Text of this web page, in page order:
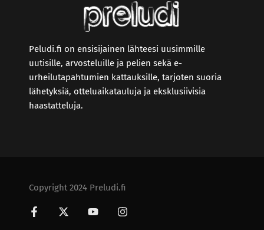
Peludi.fi on ensisijainen lähteesi uusimmille
uutisille, arvosteluille ja pelien sekä e-
urheilutapahtumien kattauksille, tarjoten suoria
lähetyksiä, otteluaikatauluja ja eksklusiivisia
haastatteluja.
Copyright 2024 Preludi.fi